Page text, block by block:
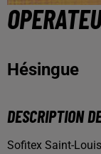
Hésingue
DESCRIPTION
Sofitex Saint-Louis